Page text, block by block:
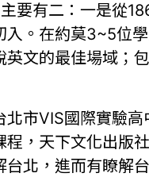
要有二：一是從
入。在約莫3~5位
英文的最佳場域；
北市VIS國際實驗
程，天下文化出版
北，進而有瞭解